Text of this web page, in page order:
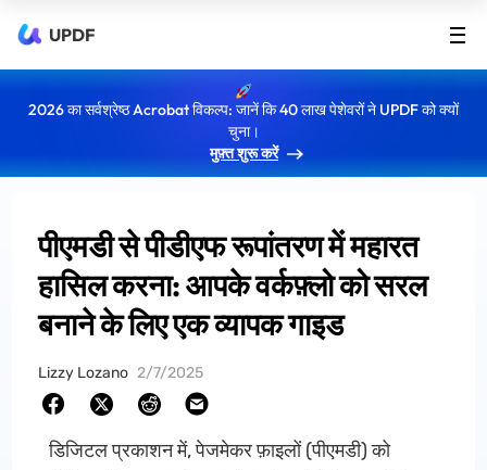
UPDF
2026 का सर्वश्रेष्ठ Acrobat विकल्प: जानें कि 40 लाख पेशेवरों ने UPDF को क्यों
चुना।
मुफ़्त शुरू करें
पीएमडी से पीडीएफ रूपांतरण में महारत
हासिल करना: आपके वर्कफ़्लो को सरल
बनाने के लिए एक व्यापक गाइड
Lizzy Lozano 2/7/2025
डिजिटल प्रकाशन में, पेजमेकर फ़ाइलों (पीएमडी) को